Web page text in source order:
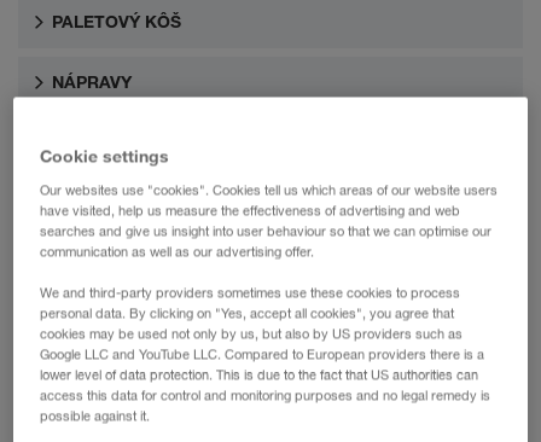
PALETOVÝ KÔŠ
NÁPRAVY
Cookie settings
Our websites use "cookies". Cookies tell us which areas of our website users
have visited, help us measure the effectiveness of advertising and web
searches and give us insight into user behaviour so that we can optimise our
communication as well as our advertising offer.
We and third-party providers sometimes use these cookies to process
personal data. By clicking on "Yes, accept all cookies", you agree that
cookies may be used not only by us, but also by US providers such as
Google LLC and YouTube LLC. Compared to European providers there is a
lower level of data protection. This is due to the fact that US authorities can
access this data for control and monitoring purposes and no legal remedy is
possible against it.